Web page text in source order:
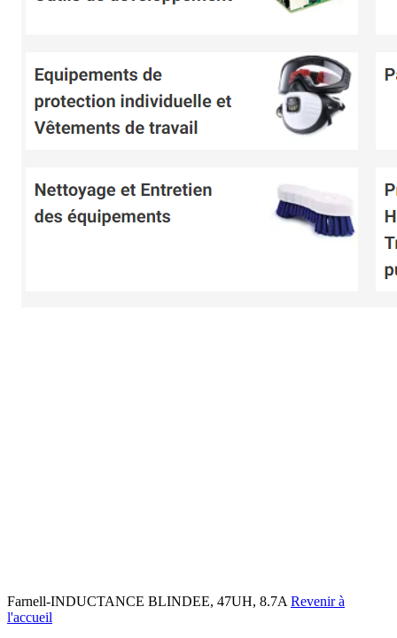
Farnell-INDUCTANCE BLINDEE, 47UH, 8.7A Revenir à
l'accueil